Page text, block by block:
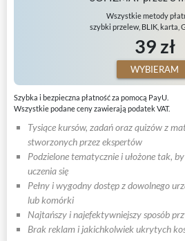
Wszystkie metody
szybki przelew, BLIK, karta,
39 zł
WYBIERAM
Szybka i bezpieczna płatność za pomocą PayU.
Wszystkie podane ceny zawierają podatek VAT.
Tysiące kursów, zadań oraz quizów z
stworzonych przez ekspertów
Podzielone tematycznie i ułożone tak,
uczenia się
Pełny i wygodny dostęp z dowolnego
lub komórki
Najtańszy i najefektywniejszy sposób
Brak reklam i jakichkolwiek ukrytych